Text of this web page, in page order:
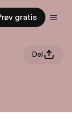
gratis
Del